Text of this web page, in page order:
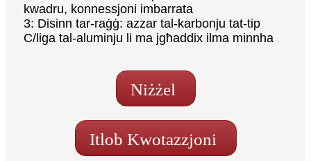
kwadru, konnessjoni imbarrata
3: Disinn tar-raġġ: azzar tal-karbonju tat-tip
C/liga tal-aluminju li ma jgħaddix ilma minnha
Niżżel
Itlob Kwotazzjoni